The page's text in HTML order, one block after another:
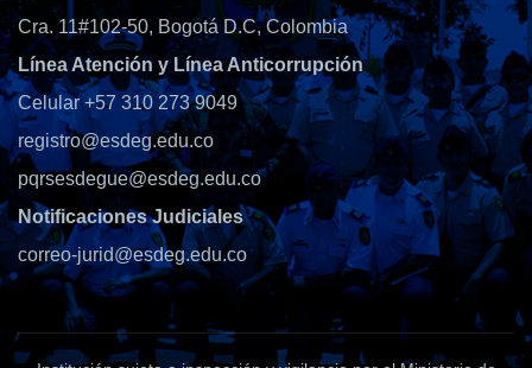
Cra. 11#102-50, Bogotá D.C, Colombia
Línea Atención y Línea Anticorrupción
Celular +57 310 273 9049
registro@esdeg.edu.co
pqrsesdegue@esdeg.edu.co
Notificaciones Judiciales
correo-jurid@esdeg.edu.co